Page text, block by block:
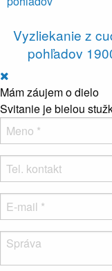
Vyzliekanie z
pohľadov
Mám záujem o dielo
Svitanie je bielou